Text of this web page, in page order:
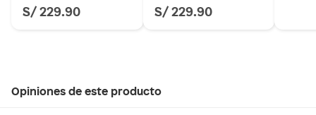
S/ 229.90 S/ 229.90
Opiniones de este producto